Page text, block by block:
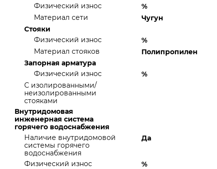
Физический износ
%
Материал сети
Чугун
Стояки
Физический износ
%
Материал стояков
Полипропилен
Запорная арматура
Физический износ
%
С изолированными/
неизолированными
стояками
Внутридомовая
инженерная система
горячего водоснабжения
Наличие внутридомовой
системы горячего
водоснабжения
Да
Физический износ
%